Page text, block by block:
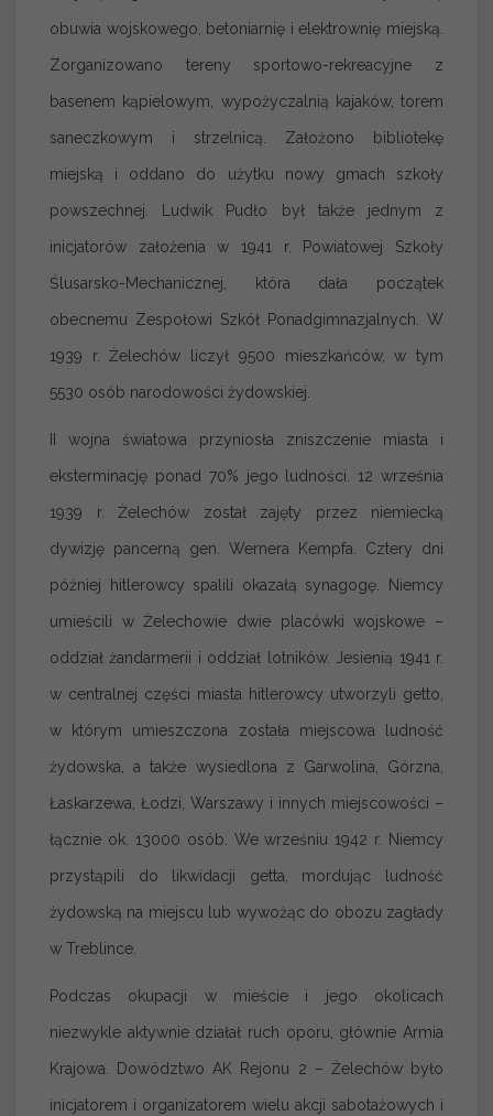
obuwia wojskowego, betoniarnię i elektrownię miejską.
Zorganizowano tereny sportowo-rekreacyjne z
basenem kąpielowym, wypożyczalnią kajaków, torem
saneczkowym i strzelnicą. Założono bibliotekę
miejską i oddano do użytku nowy gmach szkoły
powszechnej. Ludwik Pudło był także jednym z
inicjatorów założenia w 1941 r. Powiatowej Szkoły
Ślusarsko-Mechanicznej, która dała początek
obecnemu Zespołowi Szkół Ponadgimnazjalnych. W
1939 r. Żelechów liczył 9500 mieszkańców, w tym
5530 osób narodowości żydowskiej.
II wojna światowa przyniosła zniszczenie miasta i
eksterminację ponad 70% jego ludności. 12 września
1939 r. Żelechów został zajęty przez niemiecką
dywizję pancerną gen. Wernera Kempfa. Cztery dni
później hitlerowcy spalili okazałą synagogę. Niemcy
umieścili w Żelechowie dwie placówki wojskowe –
oddział żandarmerii i oddział lotników. Jesienią 1941 r.
w centralnej części miasta hitlerowcy utworzyli getto,
w którym umieszczona została miejscowa ludność
żydowska, a także wysiedlona z Garwolina, Górzna,
Łaskarzewa, Łodzi, Warszawy i innych miejscowości –
łącznie ok. 13000 osób. We wrześniu 1942 r. Niemcy
przystąpili do likwidacji getta, mordując ludność
żydowską na miejscu lub wywożąc do obozu zagłady
w Treblince.
Podczas okupacji w mieście i jego okolicach
niezwykle aktywnie działał ruch oporu, głównie Armia
Krajowa. Dowództwo AK Rejonu 2 – Żelechów było
inicjatorem i organizatorem wielu akcji sabotażowych i